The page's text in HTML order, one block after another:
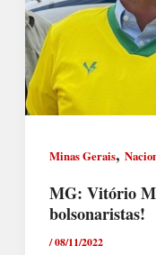
Minas Gerais,
MG: Vitório
bolsonaristas!
/08/11/2022